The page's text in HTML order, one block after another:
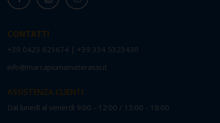
CONTATTI
+39 0423 621674 | +39 334 5323430
info@marcapiumamaterassi.it
ASSISTENZA CLIENTI
Dal lunedì al venerdì 9:00 - 12:00 / 15:00 - 18:00